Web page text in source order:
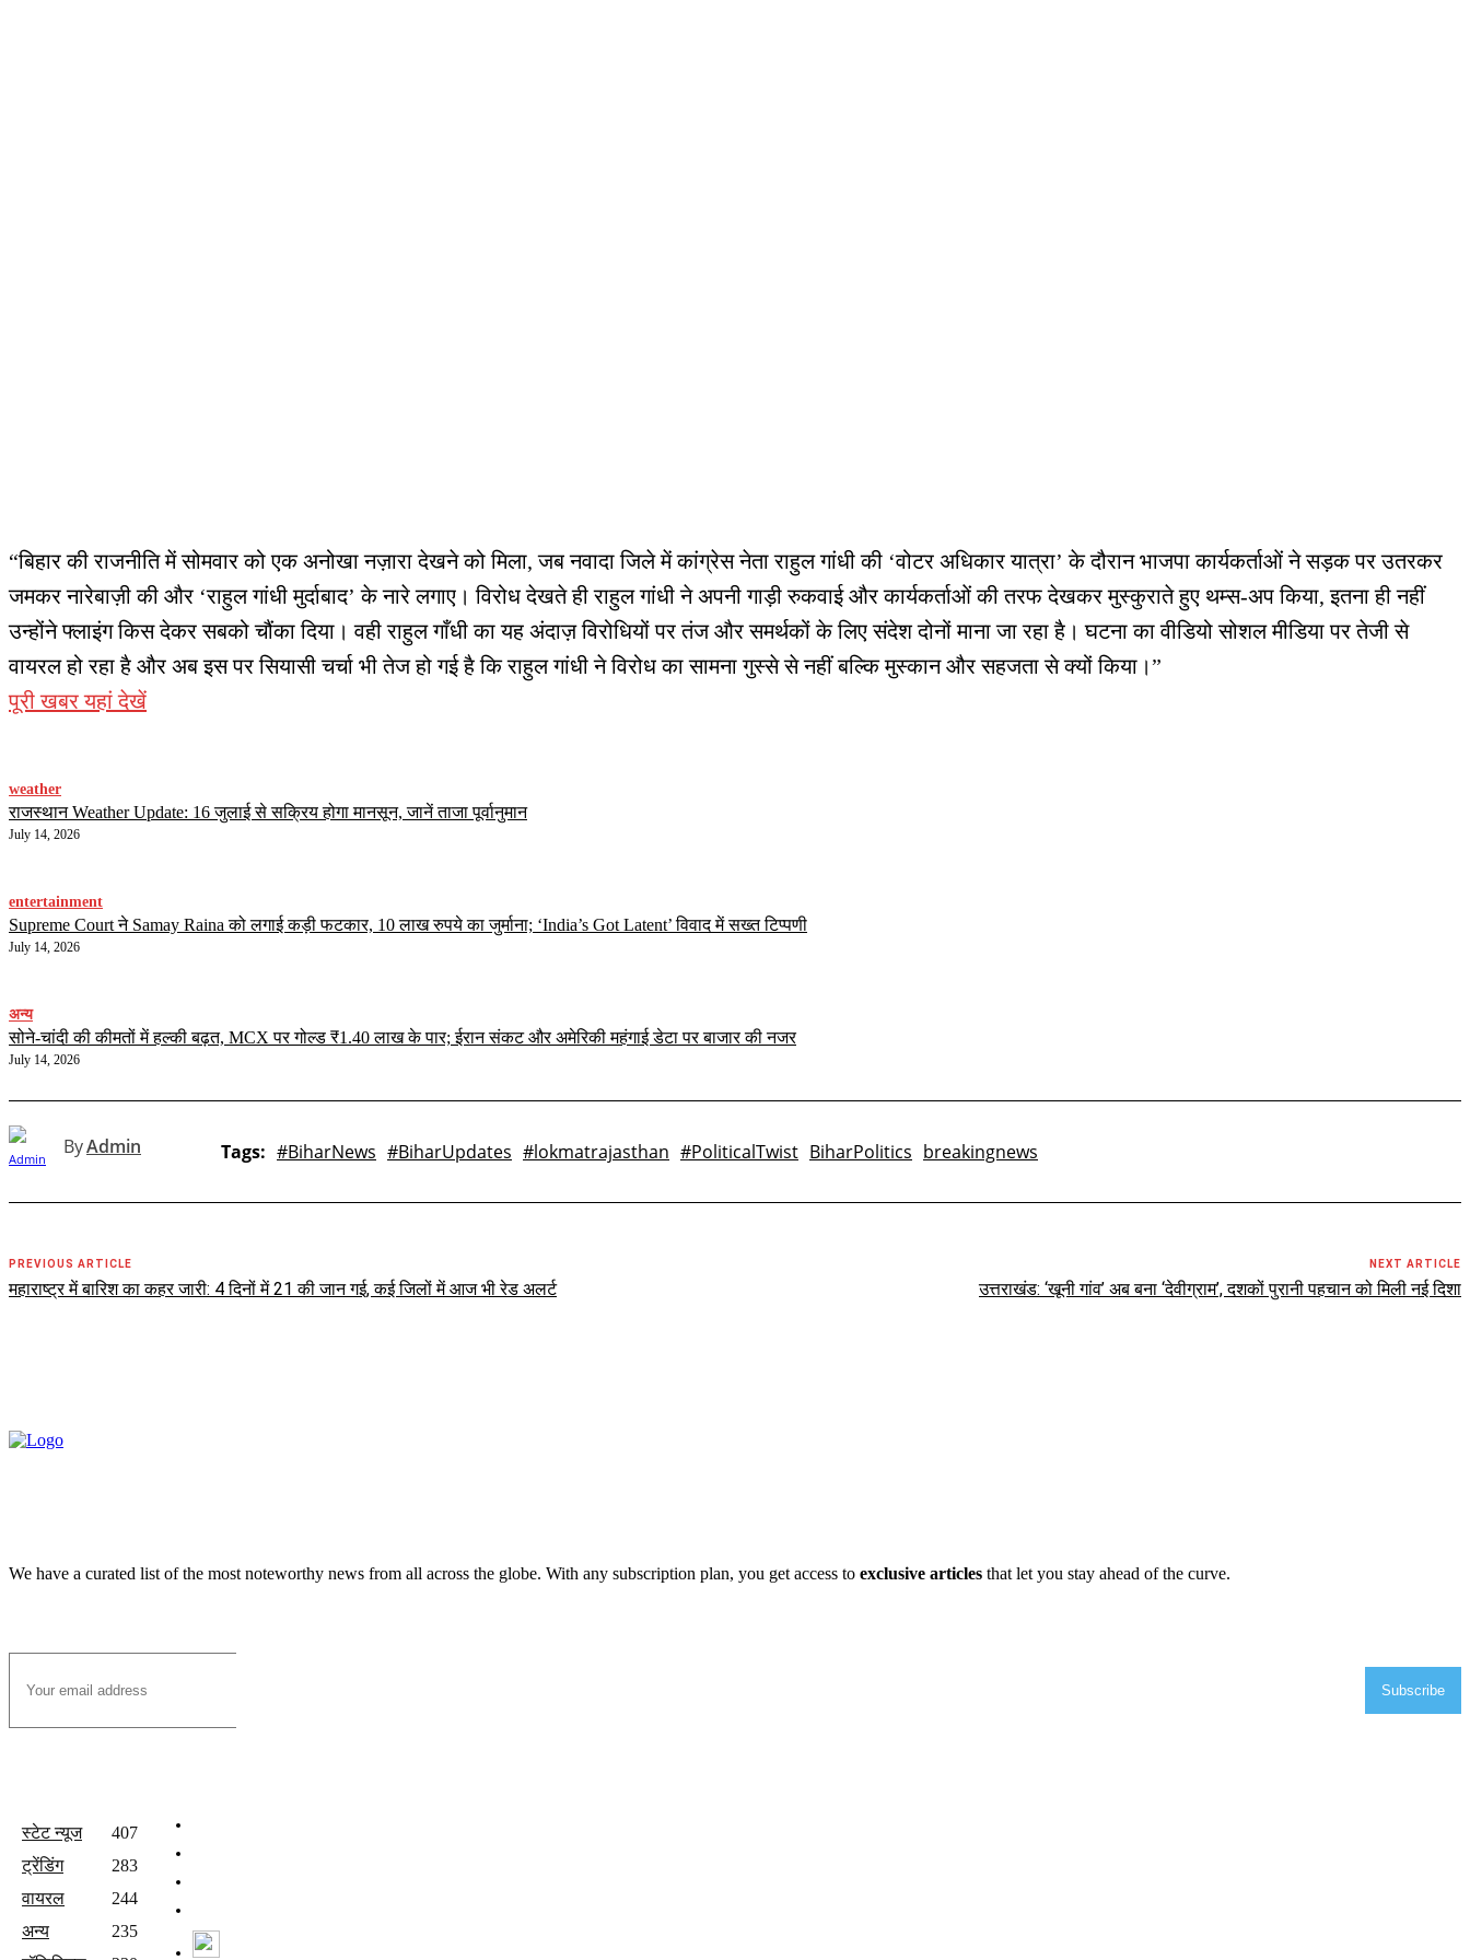
“बिहार की राजनीति में सोमवार को एक अनोखा नज़ारा देखने को मिला, जब नवादा जिले में कांग्रेस नेता राहुल गांधी की ‘वोटर अधिकार यात्रा’ के दौरान भाजपा कार्यकर्ताओं ने सड़क पर उतरकर
जमकर नारेबाज़ी की और ‘राहुल गांधी मुर्दाबाद’ के नारे लगाए। विरोध देखते ही राहुल गांधी ने अपनी गाड़ी रुकवाई और कार्यकर्ताओं की तरफ देखकर मुस्कुराते हुए थम्स-अप किया, इतना ही नहीं
उन्होंने फ्लाइंग किस देकर सबको चौंका दिया। वही राहुल गाँधी का यह अंदाज़ विरोधियों पर तंज और समर्थकों के लिए संदेश दोनों माना जा रहा है। घटना का वीडियो सोशल मीडिया पर तेजी से
वायरल हो रहा है और अब इस पर सियासी चर्चा भी तेज हो गई है कि राहुल गांधी ने विरोध का सामना गुस्से से नहीं बल्कि मुस्कान और सहजता से क्यों किया।”
पूरी खबर यहां देखें
weather
राजस्थान Weather Update: 16 जुलाई से सक्रिय होगा मानसून, जानें ताजा पूर्वानुमान
July 14, 2026
entertainment
Supreme Court ने Samay Raina को लगाई कड़ी फटकार, 10 लाख रुपये का जुर्माना; ‘India’s Got Latent’ विवाद में सख्त टिप्पणी
July 14, 2026
अन्य
सोने-चांदी की कीमतों में हल्की बढ़त, MCX पर गोल्ड ₹1.40 लाख के पार; ईरान संकट और अमेरिकी महंगाई डेटा पर बाजार की नजर
July 14, 2026
ByAdmin Tags: #BiharNews #BiharUpdates #lokmatrajasthan #PoliticalTwist BiharPolitics breakingnews
PREVIOUS ARTICLE
महाराष्ट्र में बारिश का कहर जारी: 4 दिनों में 21 की जान गई, कई जिलों में आज भी रेड अलर्ट
NEXT ARTICLE
उत्तराखंड: ‘खूनी गांव’ अब बना ‘देवीग्राम’, दशकों पुरानी पहचान को मिली नई दिशा
We have a curated list of the most noteworthy news from all across the globe. With any subscription plan, you get access to exclusive articles that let you stay ahead of the curve.
Subscribe
स्टेट न्यूज
407
ट्रेंडिंग
283
वायरल
244
अन्य
235